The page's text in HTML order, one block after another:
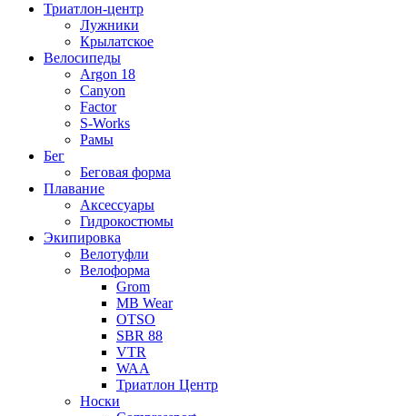
Триатлон-центр
Лужники
Крылатское
Велосипеды
Argon 18
Canyon
Factor
S-Works
Рамы
Бег
Беговая форма
Плавание
Аксессуары
Гидрокостюмы
Экипировка
Велотуфли
Велоформа
Grom
MB Wear
OTSO
SBR 88
VTR
WAA
Триатлон Центр
Носки